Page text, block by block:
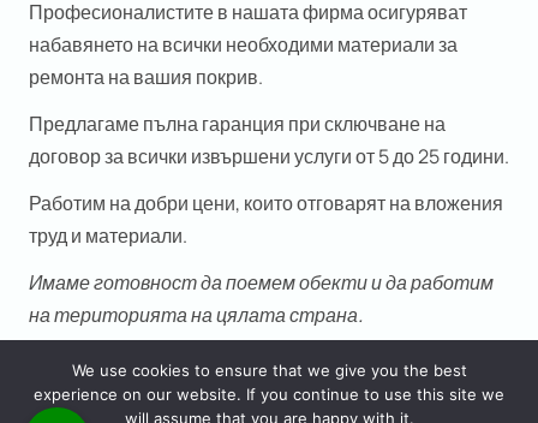
Професионалистите в нашата фирма осигуряват
набавянето на всички необходими материали за
ремонта на вашия покрив.
Предлагамепълна гаранция при сключване на
договорза всички извършени услуги от 5 до 25 години.
Работим на добри цени, които отговарят на вложения
труд и материали.
Имаме готовност да поемем обекти и да работим
на територията на цялата страна.
experience on our website. If you continue to use this site we
will assume that you are happy with it.